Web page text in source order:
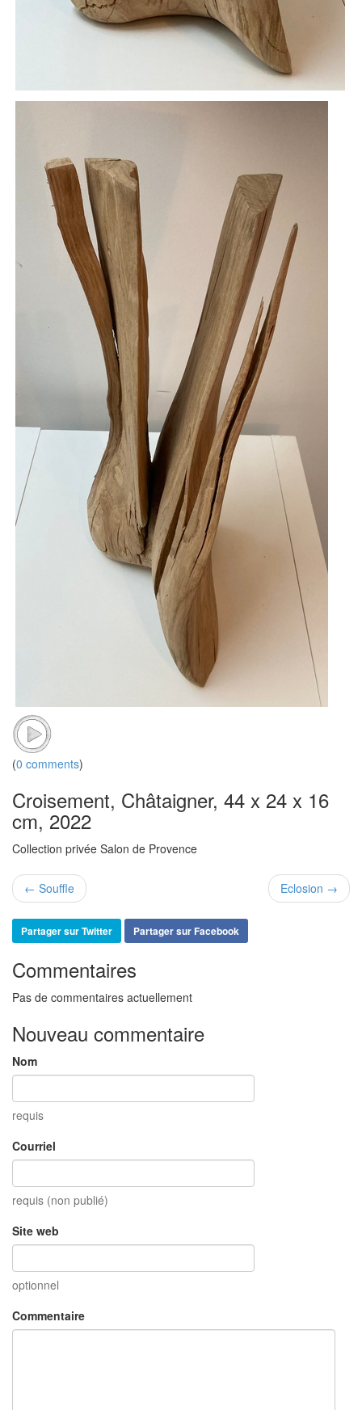
(0 comments)
Croisement, Châtaigner, 44 x 24 x 16
cm, 2022
Collection privée Salon de Provence
← Souffle Eclosion →
Partager sur Twitter Partager sur Facebook
Commentaires
Pas de commentaires actuellement
Nouveau commentaire
Nom
requis
Courriel
requis (non publié)
Site web
optionnel
Commentaire